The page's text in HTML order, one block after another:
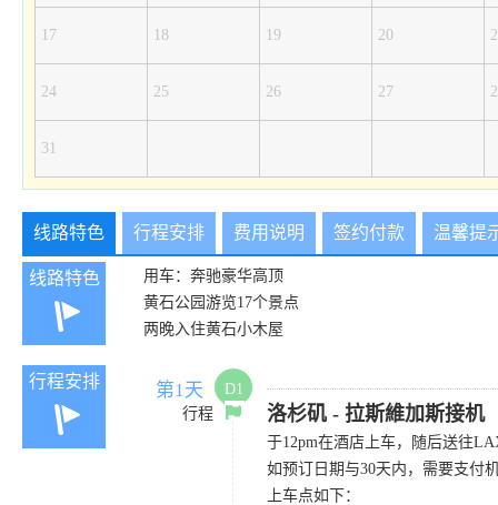
17 18 19 20
24 25 26 27
31
线路特色 行程安排 费用说明 签约付款 温馨提
线路特色
用车：奔驰豪华高顶
黄石公园游览17个景点
两晚入住黄石小木屋
行程安排 第1天
D1
行程
洛杉矶 - 拉斯維加斯接机
于12pm在酒店上车，随后送往
如预订日期与30天内，需要支付
上车点如下：